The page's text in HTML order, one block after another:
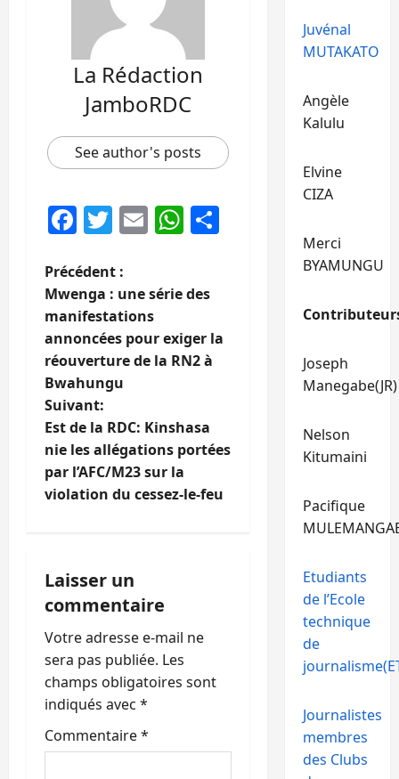
La Rédaction
JamboRDC
See author's posts
Facebook
Twitter
EmailWhatsApp
N
a
v
i
g
a
t
o
n
d
’
a
r
Précédent :
Mwenga : une série des
manifestations
annoncées pour exiger la
réouverture de la RN2 à
Bwahungu
Suivant:
Est de la RDC: Kinshasa
nie les allégations portées
par l’AFC/M23 sur la
violation du cessez-le-feu
Laisser un
commentaire
Votre adresse e-mail ne
sera pas publiée. Les
champs obligatoires sont
indiqués avec *
Commentaire*
Juvénal
MUTAKATO
Angèle
Kalulu
Elvine
CIZA
Merci
BYAMUNGU
Joseph
Manegabe(JR)
Nelson
Kitumaini
Pacifique
Etudiants
de l’Ecole
technique
de
Journalistes
membres
des Clubs